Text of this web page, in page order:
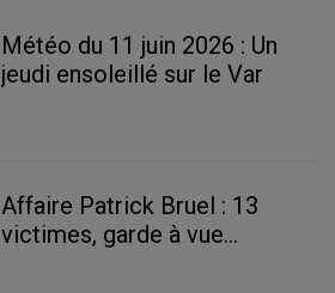
Météo du 11 juin 2026 : Un
jeudi ensoleillé sur le Var
Affaire Patrick Bruel : 13
victimes, garde à vue